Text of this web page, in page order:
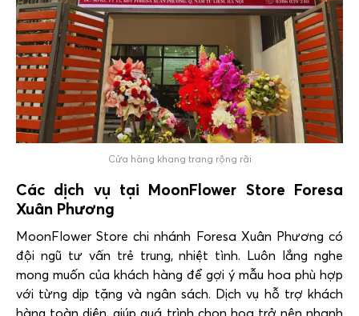
Cửa hàng khang trang rộng rãi
Các dịch vụ tại MoonFlower Store Foresa
Xuân Phương
MoonFlower Store chi nhánh Foresa Xuân Phương có
đội ngũ tư vấn trẻ trung, nhiệt tình. Luôn lắng nghe
mong muốn của khách hàng để gợi ý mẫu hoa phù hợp
với từng dịp tặng và ngân sách. Dịch vụ hỗ trợ khách
hàng toàn diện, giúp quá trình chọn hoa trở nên nhanh